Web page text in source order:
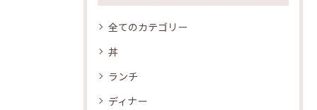
全てのカテゴリー
丼
ランチ
ディナー